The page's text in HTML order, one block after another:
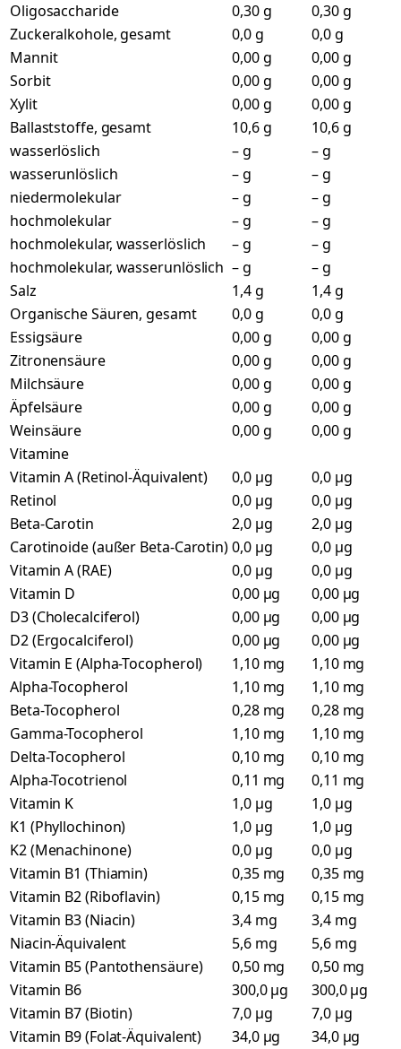
Oligosaccharide
0,30 g
0,30 g
Zuckeralkohole, gesamt
0,0 g
0,0 g
Mannit
0,00 g
0,00 g
Sorbit
0,00 g
0,00 g
Xylit
0,00 g
0,00 g
Ballaststoffe, gesamt
10,6 g
10,6 g
wasserlöslich
– g
– g
wasserunlöslich
– g
– g
niedermolekular
– g
– g
hochmolekular
– g
– g
hochmolekular, wasserlöslich
– g
– g
hochmolekular, wasserunlöslich – g
– g
Salz
1,4 g
1,4 g
Organische Säuren, gesamt
0,0 g
0,0 g
Essigsäure
0,00 g
0,00 g
Zitronensäure
0,00 g
0,00 g
Milchsäure
0,00 g
0,00 g
Äpfelsäure
0,00 g
0,00 g
Weinsäure
0,00 g
0,00 g
Vitamine
Vitamin A (Retinol-Äquivalent)
0,0 µg
0,0 µg
Retinol
0,0 µg
0,0 µg
Beta-Carotin
2,0 µg
2,0 µg
Carotinoide (außer Beta-Carotin)0,0 µg
0,0 µg
Vitamin A (RAE)
0,0 µg
0,0 µg
Vitamin D
0,00 µg
0,00 µg
D3 (Cholecalciferol)
0,00 µg
0,00 µg
D2 (Ergocalciferol)
0,00 µg
0,00 µg
Vitamin E (Alpha-Tocopherol)
1,10 mg
1,10 mg
Alpha-Tocopherol
1,10 mg
1,10 mg
Beta-Tocopherol
0,28 mg
0,28 mg
Gamma-Tocopherol
1,10 mg
1,10 mg
Delta-Tocopherol
0,10 mg
0,10 mg
Alpha-Tocotrienol
0,11 mg
0,11 mg
Vitamin K
1,0 µg
1,0 µg
K1 (Phyllochinon)
1,0 µg
1,0 µg
K2 (Menachinone)
0,0 µg
0,0 µg
Vitamin B1 (Thiamin)
0,35 mg
0,35 mg
Vitamin B2 (Riboflavin)
0,15 mg
0,15 mg
Vitamin B3 (Niacin)
3,4 mg
3,4 mg
Niacin-Äquivalent
5,6 mg
5,6 mg
Vitamin B5 (Pantothensäure)
0,50 mg
0,50 mg
Vitamin B6
300,0 µg
300,0 µg
Vitamin B7 (Biotin)
7,0 µg
7,0 µg
Vitamin B9 (Folat-Äquivalent)
34,0 µg
34,0 µg